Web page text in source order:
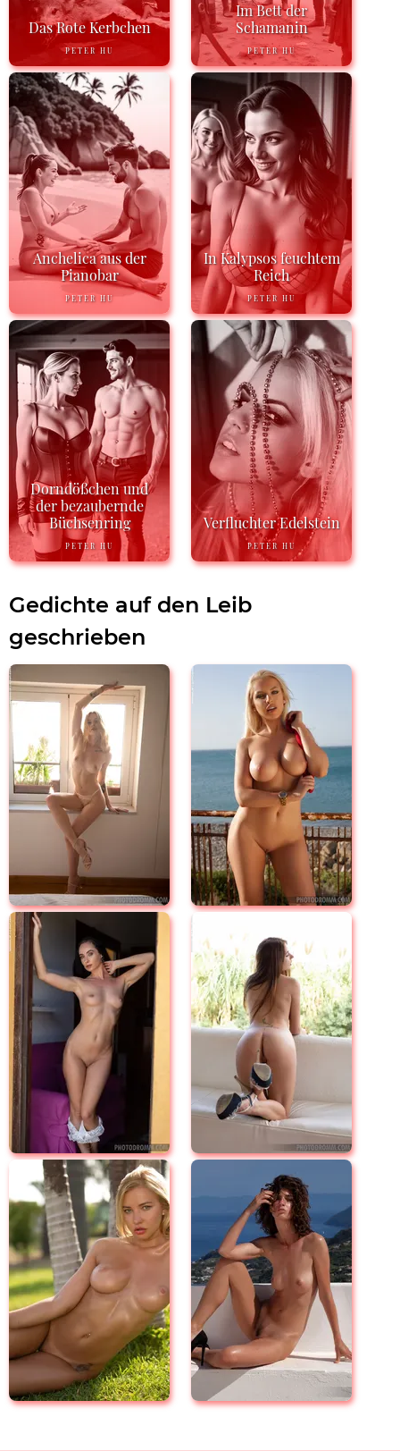
Das Rote Kerbchen
PETER HU
Im Bett der
Schamanin
PETER HU
Anchelica aus der
Pianobar
PETER HU
In Kalypsos feuchtem
Reich
PETER HU
Dorndößchen und
der bezaubernde
Büchsenring
PETER HU
Verfluchter Edelstein
PETER HU
Gedichte auf den Leib
geschrieben